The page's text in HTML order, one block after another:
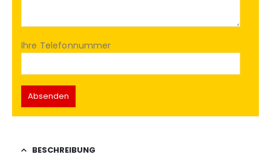
Ihre Telefonnummer
BESCHREIBUNG